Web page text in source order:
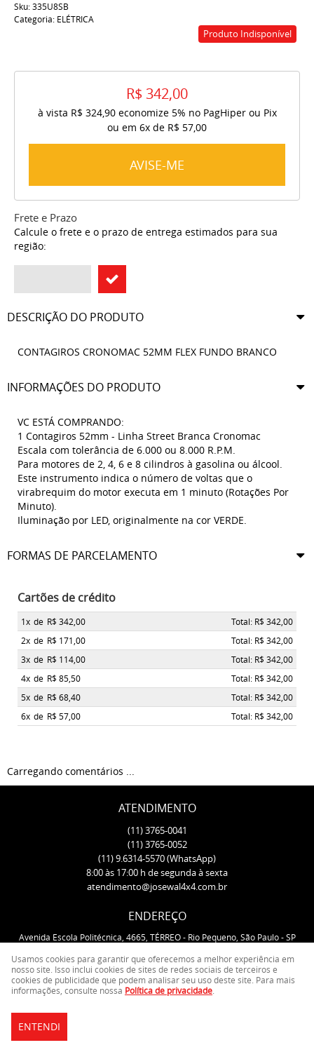
Sku:335U8SB
Categoria: ELÉTRICA
Produto Indisponível
R$ 342,00
à vista R$ 324,90economize 5% no PagHiper ou Pix
ou em 6x de R$ 57,00
AVISE-ME
Frete e Prazo
Calcule o frete e o prazo de entrega estimados para sua
região:
DESCRIÇÃO DO PRODUTO
CONTAGIROS CRONOMAC 52MM FLEX FUNDO BRANCO
INFORMAÇÕES DO PRODUTO
VC ESTÁ COMPRANDO:
1 Contagiros 52mm - Linha Street Branca Cronomac
Escala com tolerância de 6.000 ou 8.000 R.P.M.
Para motores de 2, 4, 6 e 8 cilindros à gasolina ou álcool.
Este instrumento indica o número de voltas que o
virabrequim do motor executa em 1 minuto (Rotações Por
Minuto).
Iluminação por LED, originalmente na cor VERDE.
FORMAS DE PARCELAMENTO
Cartões de crédito
1x de R$ 342,00
Total: R$ 342,00
2x de R$ 171,00
Total: R$ 342,00
3x de R$ 114,00
Total: R$ 342,00
4x de R$ 85,50
Total: R$ 342,00
5x de R$ 68,40
Total: R$ 342,00
6x de R$ 57,00 Total: R$ 342,00
Carregando comentários ...
ATENDIMENTO
(11)3765-0041
(11)3765-0052
(11)9.6314-5570(WhatsApp)
8:00 às 17:00 h de segunda à sexta
atendimento@josewal4x4.com.br
ENDEREÇO
Avenida Escola Politécnica, 4665, TÉRREO- Rio Pequeno, São Paulo-SP
LOJA VIRTUAL CRIADA POR
Usamos cookies para garantir que oferecemos a melhor experiência em
nosso site. Isso inclui cookies de sites de redes sociais de terceiros e
cookies de publicidade que podem analisar seu uso deste site. Para mais
informações, consulte nossa Política de privacidade
ENTENDI